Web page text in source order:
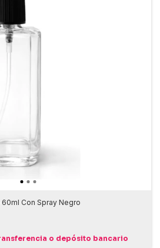
Con Spray Negro
o depósito bancario